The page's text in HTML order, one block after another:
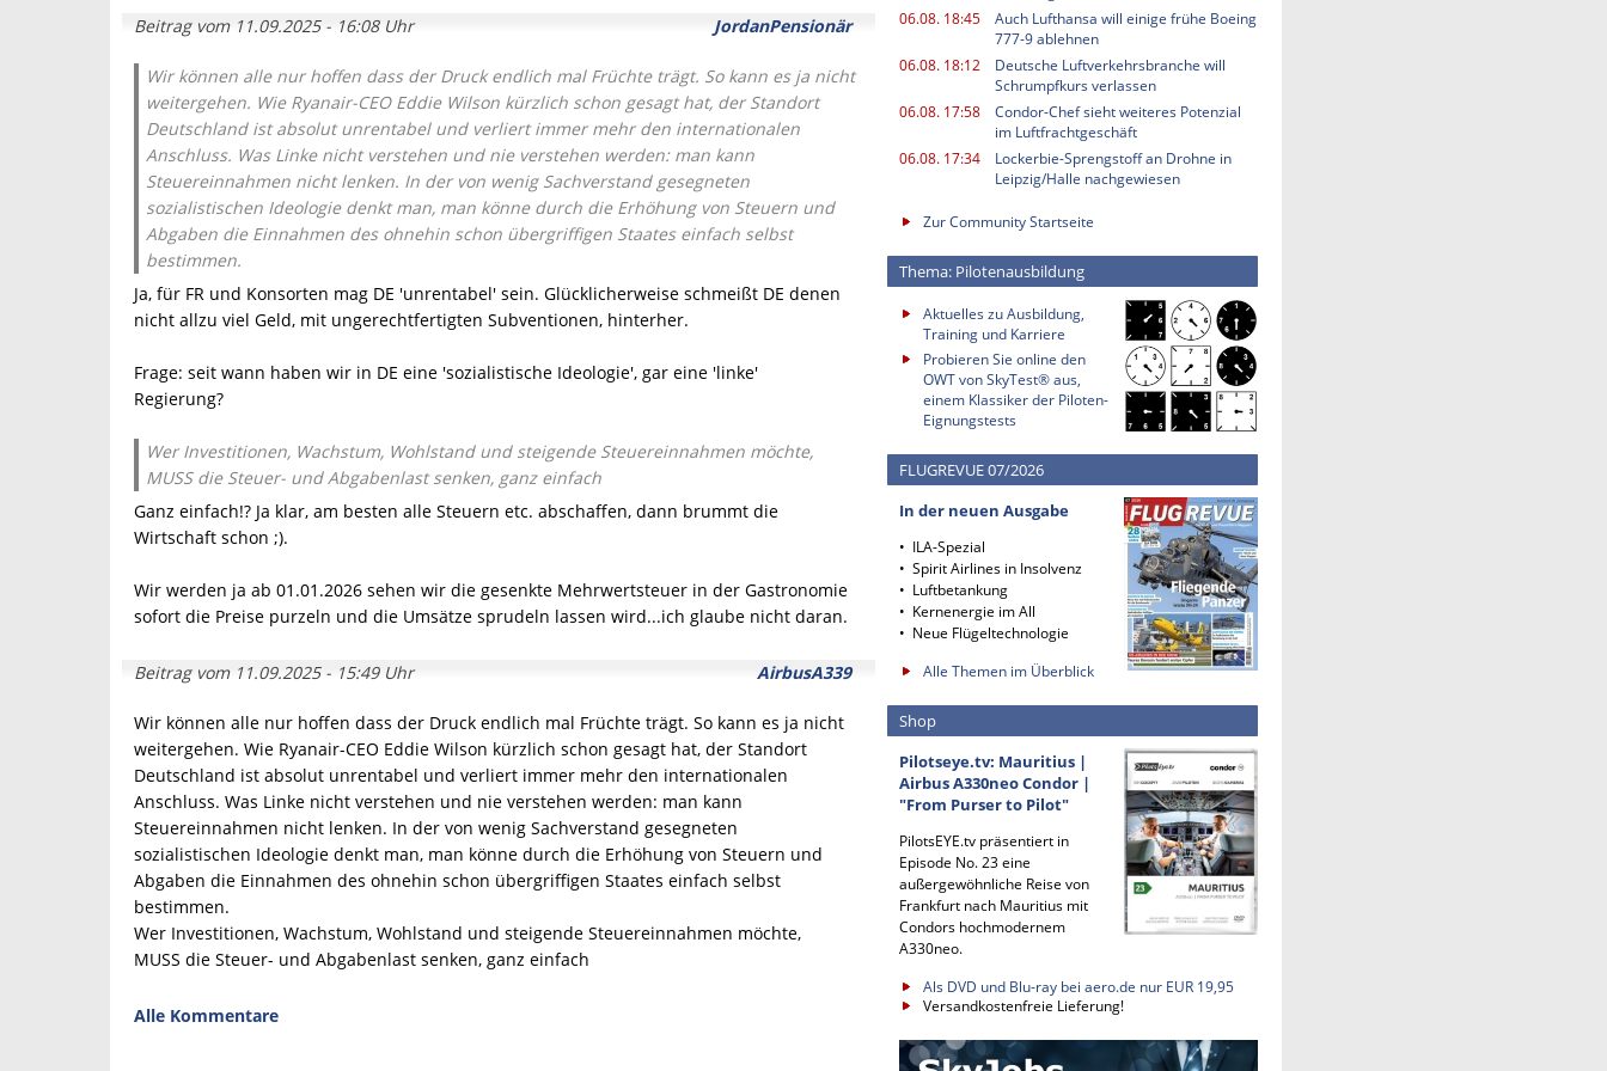
Beitrag vom 11.09.2025 - 16:08 Uhr JordanPensionär
Wir können alle nur hoffen dass der Druck endlich mal Früchte trägt. So kann es ja nicht
weitergehen. Wie Ryanair-CEO Eddie Wilson kürzlich schon gesagt hat, der Standort
Deutschland ist absolut unrentabel und verliert immer mehr den internationalen
Anschluss. Was Linke nicht verstehen und nie verstehen werden: man kann
Steuereinnahmen nicht lenken. In der von wenig Sachverstand gesegneten
sozialistischen Ideologie denkt man, man könne durch die Erhöhung von Steuern und
Abgaben die Einnahmen des ohnehin schon übergriffigen Staates einfach selbst
bestimmen.
Ja, für FR und Konsorten mag DE 'unrentabel' sein. Glücklicherweise schmeißt DE denen
nicht allzu viel Geld, mit ungerechtfertigten Subventionen, hinterher.
Frage: seit wann haben wir in DE eine 'sozialistische Ideologie', gar eine 'linke'
Regierung?
Wer Investitionen, Wachstum, Wohlstand und steigende Steuereinnahmen möchte,
MUSS die Steuer- und Abgabenlast senken, ganz einfach
Ganz einfach!? Ja klar, am besten alle Steuern etc. abschaffen, dann brummt die
Wirtschaft schon ;).
Wir werden ja ab 01.01.2026 sehen wir die gesenkte Mehrwertsteuer in der Gastronomie
sofort die Preise purzeln und die Umsätze sprudeln lassen wird...ich glaube nicht daran.
Beitrag vom 11.09.2025 - 15:49 Uhr AirbusA339
Wir können alle nur hoffen dass der Druck endlich mal Früchte trägt. So kann es ja nicht
weitergehen. Wie Ryanair-CEO Eddie Wilson kürzlich schon gesagt hat, der Standort
Deutschland ist absolut unrentabel und verliert immer mehr den internationalen
Anschluss. Was Linke nicht verstehen und nie verstehen werden: man kann
Steuereinnahmen nicht lenken. In der von wenig Sachverstand gesegneten
sozialistischen Ideologie denkt man, man könne durch die Erhöhung von Steuern und
Abgaben die Einnahmen des ohnehin schon übergriffigen Staates einfach selbst
bestimmen.
Wer Investitionen, Wachstum, Wohlstand und steigende Steuereinnahmen möchte,
MUSS die Steuer- und Abgabenlast senken, ganz einfach
Alle Kommentare
06.08. 18:45
Auch Lufthansa will einige frühe Boeing
777-9 ablehnen
06.08. 18:12
Deutsche Luftverkehrsbranche will
Schrumpfkurs verlassen
06.08. 17:58
Condor-Chef sieht weiteres Potenzial
im Luftfrachtgeschäft
06.08. 17:34
Lockerbie-Sprengstoff an Drohne in
Leipzig/Halle nachgewiesen
Zur Community Startseite
Thema: Pilotenausbildung
Aktuelles zu Ausbildung,
Training und Karriere
Probieren Sie online den
OWT von SkyTest® aus,
einem Klassiker der Piloten-
Eignungstests
FLUGREVUE 07/2026
In der neuen Ausgabe
• ILA-Spezial
• Spirit Airlines in Insolvenz
• Luftbetankung
• Kernenergie im All
• Neue Flügeltechnologie
Alle Themen im Überblick
Shop
Pilotseye.tv: Mauritius |
Airbus A330neo Condor |
"From Purser to Pilot"
PilotsEYE.tv präsentiert in
Episode No. 23 eine
außergewöhnliche Reise von
Frankfurt nach Mauritius mit
Condors hochmodernem
A330neo.
Als DVD und Blu-ray bei aero.de nur EUR 19,95
Versandkostenfreie Lieferung!